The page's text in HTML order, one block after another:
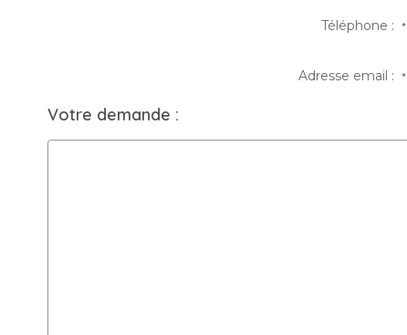
Téléphone :*
Adresse email :*
Votre demande :